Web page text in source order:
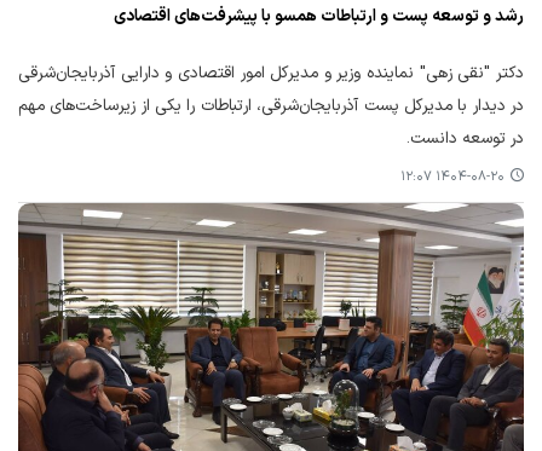
رشد و توسعه پست و ارتباطات همسو با پیشرفت‌های اقتصادی
دکتر "نقی زهی" نماینده وزیر و مدیرکل امور اقتصادی و دارایی آذربایجان‌شرقی
در دیدار با مدیرکل پست آذربایجان‌شرقی، ارتباطات را یکی از زیرساخت‌های مهم
در توسعه دانست.
۱۴۰۴-۰۸-۲۰ ۱۲:۰۷